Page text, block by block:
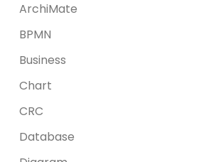
ArchiMate
BPMN
Business
Chart
CRC
Database